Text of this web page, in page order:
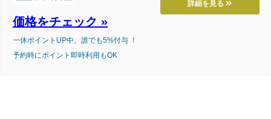
詳細を見る
価格をチェック »
一休ポイントUP中、誰でも5%付与 ！
予約時にポイント即時利用もOK